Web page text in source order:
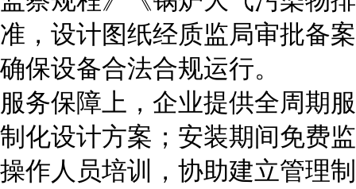
准，设计图纸经质监局审批备
确保设备合法合规运行。
服务保障上，企业提供全周期
制化设计方案；安装期间免费
操作人员培训，协助建立管理